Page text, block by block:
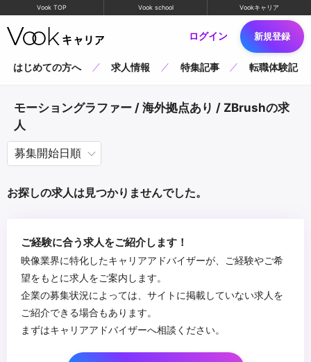
Vook TOP Vook school Vookキャリア
ログイン 新規登録
はじめての方へ 求人情報 特集記事 転職体験記
モーショングラファー / 海外拠点あり / ZBrushの求
人
お探しの求人は見つかりませんでした。
ご経験に合う求人をご紹介します！
映像業界に特化したキャリアアドバイザーが、ご経験やご希
望をもとに求人をご案内します。
企業の募集状況によっては、サイトに掲載していない求人を
ご紹介できる場合もあります。
まずはキャリアアドバイザーへ相談ください。